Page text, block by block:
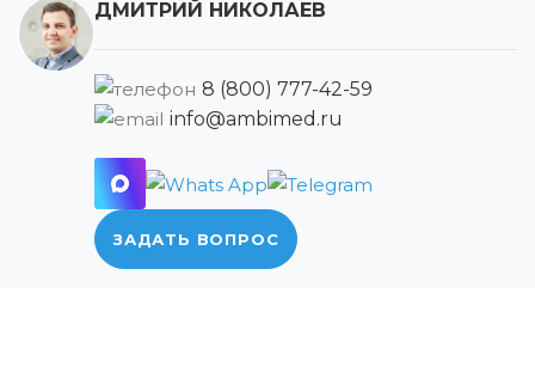
ДМИТРИЙ НИКОЛАЕВ
8 (800) 777-42-59
info@ambimed.ru
ЗАДАТЬ ВОПРОС